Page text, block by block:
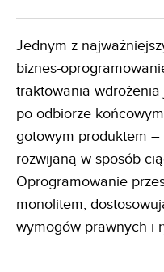
Jednym z
biznes-
traktowania
po odbiorze
gotowym produktem
rozwijaną w sposób
Oprogramowanie
monolitem,
wymogów prawnych i